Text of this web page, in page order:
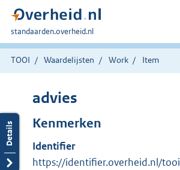
U
bent
hier:
standaarden.overheid.nl
TOOI Waardelijsten Work Item
advies
Kenmerken
Identifier
https://identifier.overheid.nl/